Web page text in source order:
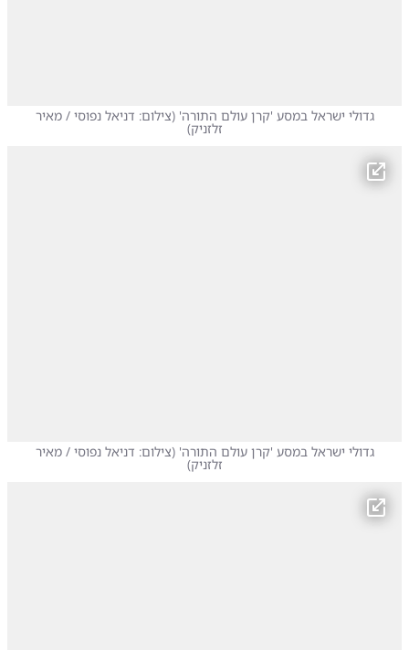
גדולי ישראל במסע 'קרן עולם התורה' (צילום: דניאל נפוסי / מאיר
זלזניק)
גדולי ישראל במסע 'קרן עולם התורה' (צילום: דניאל נפוסי / מאיר
זלזניק)